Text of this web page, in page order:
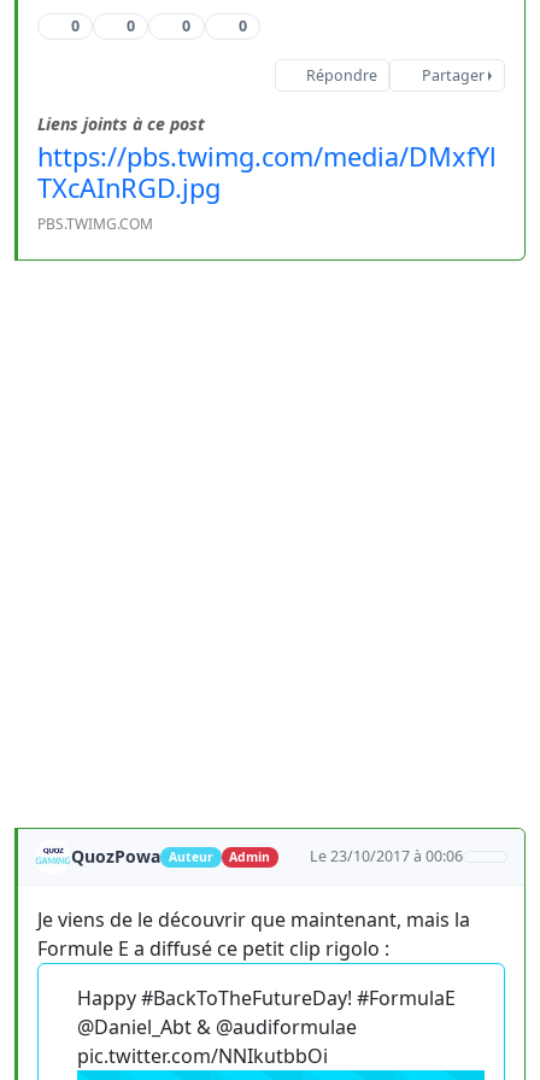
0 0 0 0
Répondre Partager
Liens joints à ce post
https://pbs.twimg.com/media/DMxfYl
TXcAInRGD.jpg
PBS.TWIMG.COM
QuozPowa Auteur Admin Le 23/10/2017 à 00:06
Je viens de le découvrir que maintenant, mais la
Formule E a diffusé ce petit clip rigolo :
Happy #BackToTheFutureDay! #FormulaE
@Daniel_Abt & @audiformulae
pic.twitter.com/NNIkutbbOi